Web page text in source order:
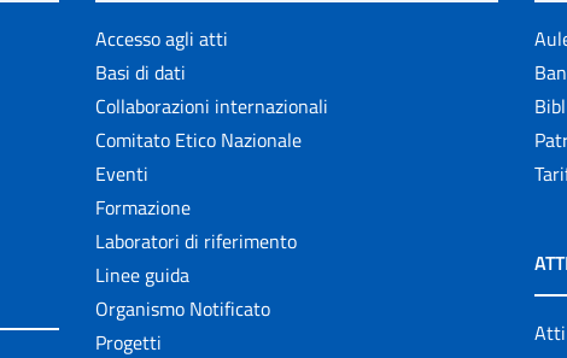
Accesso agli atti
Basi di dati
Collaborazioni internazionali
Comitato Etico Nazionale
Eventi
Formazione
Laboratori di riferimento
Linee guida
Organismo Notificato
Progetti
Atti